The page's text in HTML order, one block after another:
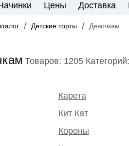
Цены Доставка
Детские торты Девочкам
Товаров: 1205
Карета
Кит Кат
Короны